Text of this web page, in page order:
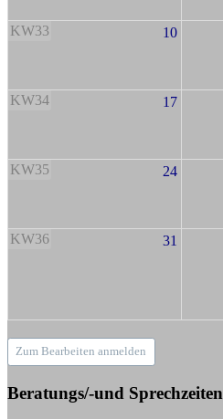
KW33 10
KW34 17
KW35 24
KW36 31
Zum Bearbeiten anmelden
Beratungs/-und Sprechzeiten